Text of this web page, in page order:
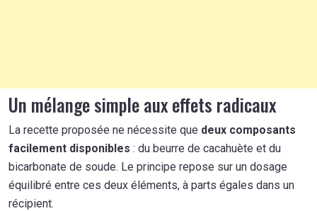
Un mélange simple aux effets radicaux
La recette proposée ne nécessite que deux composants
facilement disponibles : du beurre de cacahuète et du
bicarbonate de soude. Le principe repose sur un dosage
équilibré entre ces deux éléments, à parts égales dans un
récipient.